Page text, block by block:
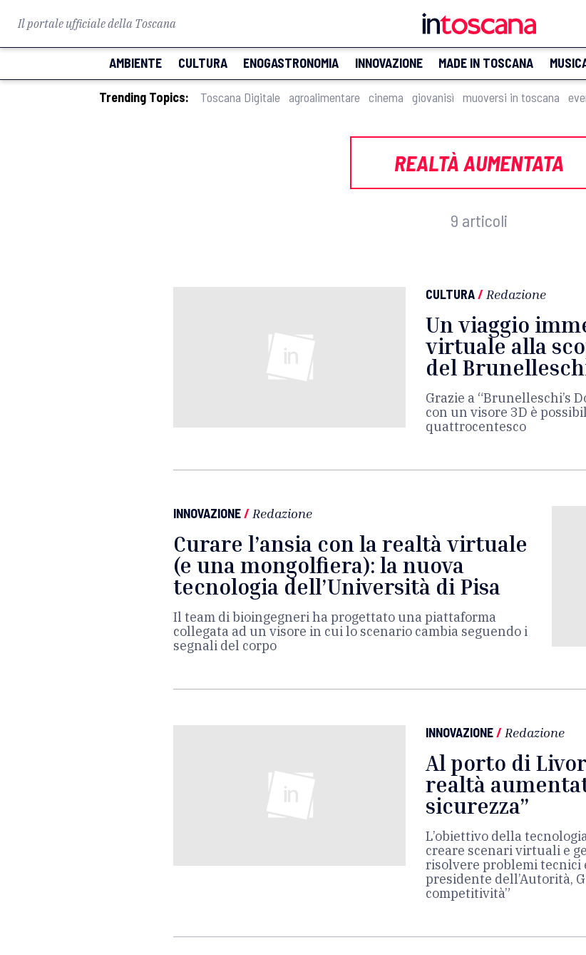
Il portale ufficiale della Toscana
AMBIENTE CULTURA ENOGASTRONOMIA INNOVAZIONE MADE IN TOSCANA
Trending Topics: Toscana Digitale agroalimentare cinema giovanisì muoversi in toscana
REALTÀ AUMENTATA
9 articoli
CULTURA/ Redazione
Un viaggio
virtuale alla
del
Grazie a “Brunelleschi’s
con un visore 3D è
quattrocentesco
INNOVAZIONE/ Redazione
Curare l’ansia con la realtà virtuale
(e una mongolfiera): la nuova
tecnologia dell’Università di Pisa
Il team di bioingegneri ha progettato una piattaforma
collegata ad un visore in cui lo scenario cambia seguendo i
segnali del corpo
INNOVAZIONE/ Redazione
Al porto di
realtà
sicurezza”
L’obiettivo della
creare scenari virtuali e
risolvere problemi tecnici
presidente dell’Autorità,
competitività”